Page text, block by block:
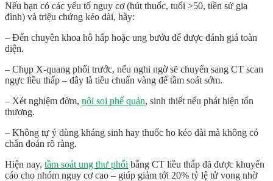
Nếu bạn có các yếu tố nguy cơ (hút thuốc, tuổi >50, tiền sử gia
đình) và triệu chứng kéo dài, hãy:
– Đến chuyên khoa hô hấp hoặc ung bướu để được đánh giá toàn
diện.
– Chụp X-quang phổi trước, nếu nghi ngờ sẽ chuyển sang CT scan
ngực liều thấp – đây là tiêu chuẩn vàng để tầm soát sớm.
– Xét nghiệm đờm, nội soi phế quản, sinh thiết nếu phát hiện tổn
thương.
– Không tự ý dùng kháng sinh hay thuốc ho kéo dài mà không có
chẩn đoán rõ ràng.
Hiện nay, tầm soát ung thư phổi bằng CT liều thấp đã được khuyến
cáo cho nhóm nguy cơ cao – giúp giảm tới 20% tỷ lệ tử vong nhờ